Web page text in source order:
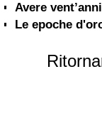
Avere
Le epoche